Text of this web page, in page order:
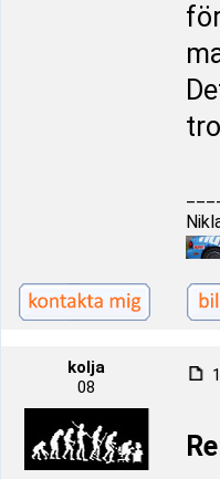
kolja
08